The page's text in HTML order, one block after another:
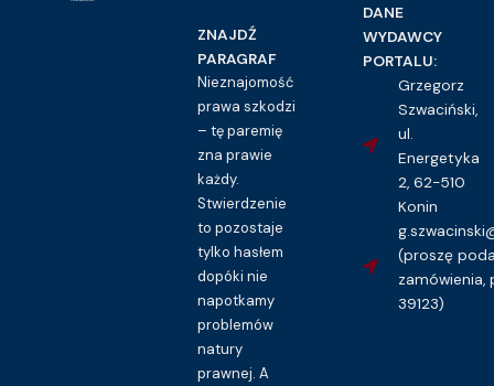
ZNAJDŹ
PARAGRAF
Nieznajomość
prawa szkodzi
– tę paremię
zna prawie
każdy.
Stwierdzenie
to pozostaje
tylko hasłem
dopóki nie
napotkamy
problemów
natury
prawnej. A
DANE
WYDAWCY
PORTALU:
Grzegorz
Szwaciński,
ul.
Energetyka
2, 62-510
Konin
(proszę
zamówienia,
39123)